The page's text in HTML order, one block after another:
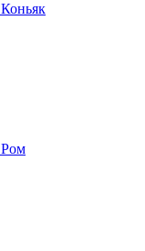
Коньяк
Ром